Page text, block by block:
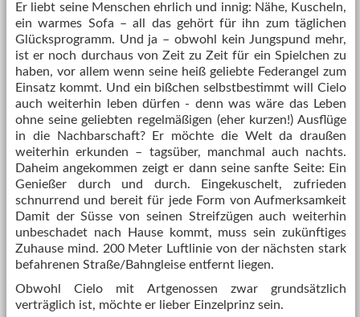
Er liebt seine Menschen ehrlich und innig: Nähe, Kuscheln,
ein warmes Sofa – all das gehört für ihn zum täglichen
Glücksprogramm. Und ja – obwohl kein Jungspund mehr,
ist er noch durchaus von Zeit zu Zeit für ein Spielchen zu
haben, vor allem wenn seine heiß geliebte Federangel zum
Einsatz kommt. Und ein bißchen selbstbestimmt will Cielo
auch weiterhin leben dürfen - denn was wäre das Leben
ohne seine geliebten regelmäßigen (eher kurzen!) Ausflüge
in die Nachbarschaft? Er möchte die Welt da draußen
weiterhin erkunden – tagsüber, manchmal auch nachts.
Daheim angekommen zeigt er dann seine sanfte Seite: Ein
Genießer durch und durch. Eingekuschelt, zufrieden
schnurrend und bereit für jede Form von Aufmerksamkeit
Damit der Süsse von seinen Streifzügen auch weiterhin
unbeschadet nach Hause kommt, muss sein zukünftiges
Zuhause mind. 200 Meter Luftlinie von der nächsten stark
befahrenen Straße/Bahngleise entfernt liegen.
Obwohl Cielo mit Artgenossen zwar grundsätzlich
verträglich ist, möchte er lieber Einzelprinz sein.